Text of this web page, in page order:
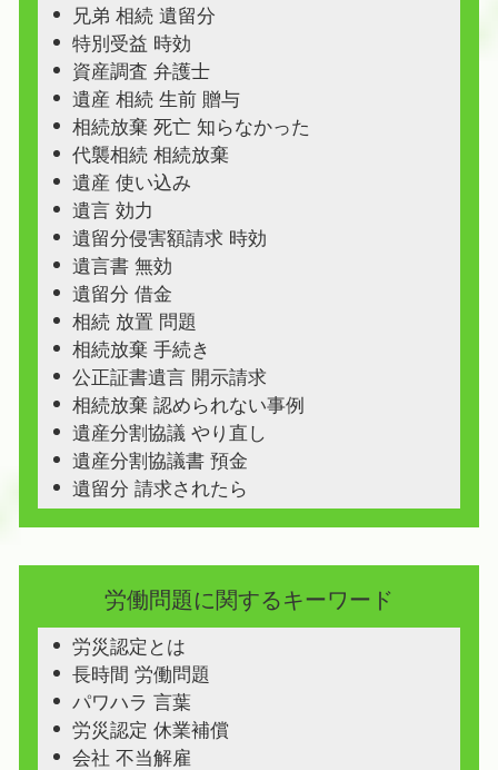
兄弟 相続 遺留分
特別受益 時効
資産調査 弁護士
遺産 相続 生前 贈与
相続放棄 死亡 知らなかった
代襲相続 相続放棄
遺産 使い込み
遺言 効力
遺留分侵害額請求 時効
遺言書 無効
遺留分 借金
相続 放置 問題
相続放棄 手続き
公正証書遺言 開示請求
相続放棄 認められない事例
遺産分割協議 やり直し
遺産分割協議書 預金
遺留分 請求されたら
労働問題に関するキーワード
労災認定とは
長時間 労働問題
パワハラ 言葉
労災認定 休業補償
会社 不当解雇